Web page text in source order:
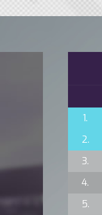
1.
2.
3.
4.
5.